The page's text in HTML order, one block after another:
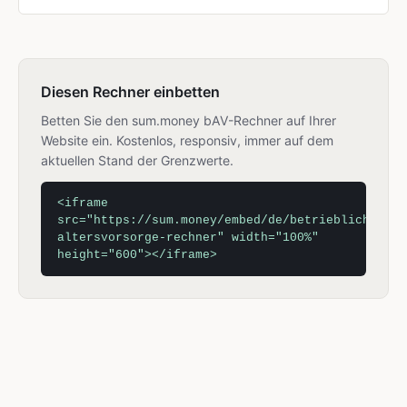
Diesen Rechner einbetten
Betten Sie den sum.money bAV-Rechner auf Ihrer
Website ein. Kostenlos, responsiv, immer auf dem
aktuellen Stand der Grenzwerte.
<iframe
src="https://sum.money/embed/de/betriebliche-
altersvorsorge-rechner" width="100%"
height="600"></iframe>